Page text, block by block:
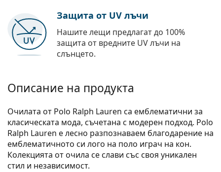
Защита от UV лъчи
Нашите лещи предлагат до 100%
защита от вредните UV лъчи на
слънцето.
Описание на продукта
Очилата от Polo Ralph Lauren са емблематични за
класическата мода, съчетана с модерен подход. Polo
Ralph Lauren е лесно разпознаваем благодарение на
емблематичното си лого на поло играч на кон.
Колекцията от очила се слави със своя уникален
стил и независимост.